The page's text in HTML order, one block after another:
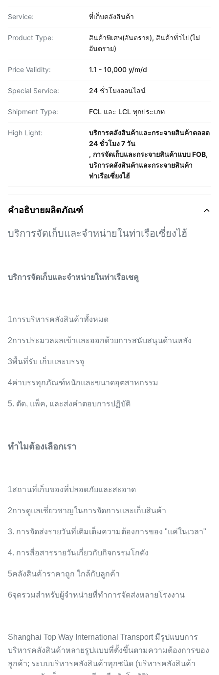
Service: ที่เก็บคลังสินค้า
Product Type:
สินค้าพิเศษ(อันตราย), สินค้าทั่วไป(ไม่
อันตราย)
Price Validity: 1.1 - 10,000 y/m/d
Special Service: 24 ชั่วโมงออนไลน์
Shipment Type: FCL และ LCL ทุกประเภท
High Light:
บริการคลังสินค้าและกระจายสินค้าตลอด
24 ชั่วโมง 7 วัน
, การจัดเก็บและกระจายสินค้าแบบ FOB,
บริการคลังสินค้าและกระจายสินค้า
ท่าเรือเซี่ยงไฮ้
คำอธิบายผลิตภัณฑ์
บริการจัดเก็บและจําหน่ายในท่าเรือเซี่ยงไฮ้
บริการจัดเก็บและจําหน่ายในท่าเรือเชคู
1การบริหารคลังสินค้าทั้งหมด
2การประมวลผลเข้าและออกด้วยการสนับสนุนด้านหลัง
3พื้นที่รับ เก็บและบรรจุ
4ค่าบรรทุกภัณฑ์หนักและขนาดอุตสาหกรรม
5. ตัด, แพ็ค, และส่งคําตอบการปฏิบัติ
ทําไมต้องเลือกเรา
1สถานที่เก็บของที่ปลอดภัยและสะอาด
2การดูแลเชี่ยวชาญในการจัดการและเก็บสินค้า
3. การจัดส่งรายวันที่เติมเต็มความต้องการของ "แค่ในเวลา"
4. การสื่อสารรายวันเกี่ยวกับกิจกรรมโกดัง
5คลังสินค้าราคาถูก ใกล้กับลูกค้า
6จุดรวมสําหรับผู้จําหน่ายที่ทําการจัดส่งหลายโรงงาน
Shanghai Top Way International Transport มีรูปแบบการ
บริหารคลังสินค้าหลายรูปแบบที่ตั้งขึ้นตามความต้องการของ
ลูกค้า; ระบบบริหารคลังสินค้าทุกชนิด (บริหารคลังสินค้า